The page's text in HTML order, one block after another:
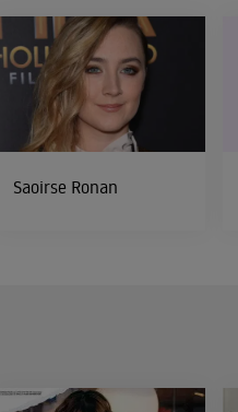
Saoirse Ronan